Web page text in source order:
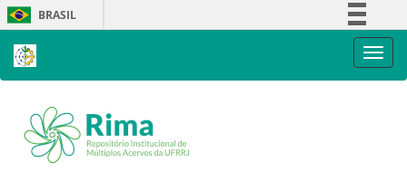
Skip
navigation
BRASIL